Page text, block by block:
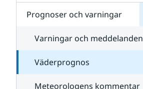
Prognoser och varningar
Varningar och meddelanden
Väderprognos
Meteorologens kommentar